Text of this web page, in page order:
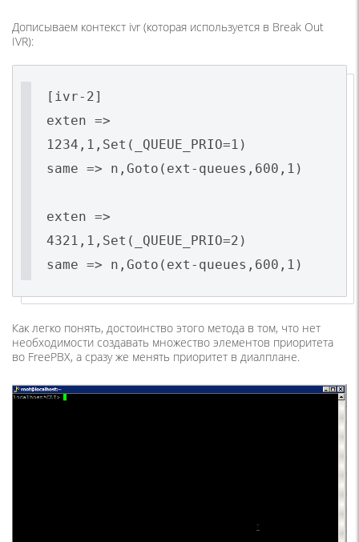
Дописываем контекст ivr (которая используется в Break Out
IVR):
[ivr-2]
exten =>
1234,1,Set(_QUEUE_PRIO=1)
same => n,Goto(ext-queues,600,1)
exten =>
4321,1,Set(_QUEUE_PRIO=2)
Как легко понять, достоинство этого метода в том, что нет
необходимости создавать множество элементов приоритета
во FreePBX, а сразу же менять приоритет в диалплане.